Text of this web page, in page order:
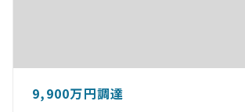
9,900万円調達